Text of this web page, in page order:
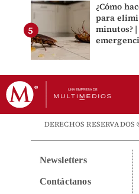
¿Cómo
para
minutos?
DERECHOS
Newsletters
Contáctanos